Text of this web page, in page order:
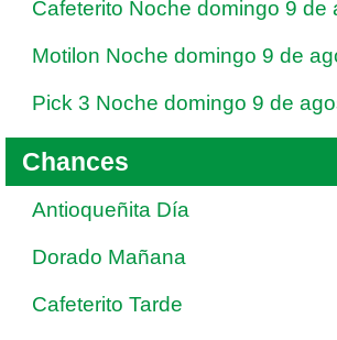
Cafeterito Noche domingo 9 de
Motilon Noche domingo 9 de
Pick 3 Noche domingo 9 de
Chances
Antioqueñita Día
Dorado Mañana
Cafeterito Tarde